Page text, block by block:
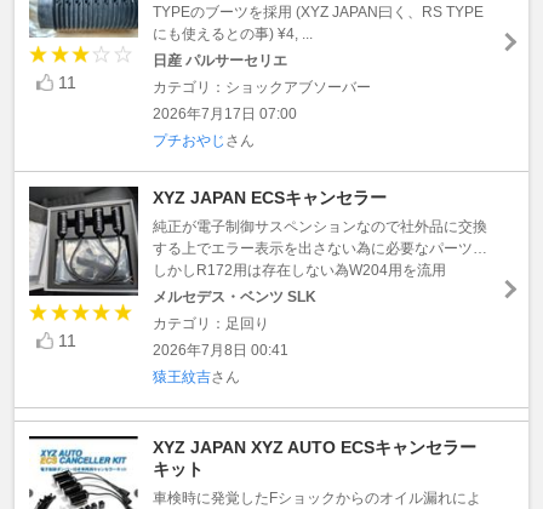
11
TYPEのブーツを採用 (XYZ JAPAN曰く、RS TYPE
にも使えるとの事) ¥4, ...
日産 パルサーセリエ
カテゴリ：ショックアブソーバー
2026年7月17日 07:00
プチおやじ さん
11
XYZ JAPAN ECSキャンセラー
純正が電子制御サスペンションなので社外品に交換
する上でエラー表示を出さない為に必要なパーツ…
しかしR172用は存在しない為W204用を流用
メルセデス・ベンツ SLK
カテゴリ：足回り
2026年7月8日 00:41
猿王紋吉さん
XYZ JAPAN XYZ AUTO ECSキャンセラー
キット
車検時に発覚したFショックからのオイル漏れによ